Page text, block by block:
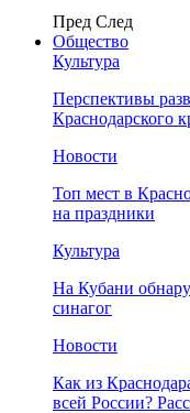
Пред След
Общество
Культура
Перспективы
Краснодарского
Новости
Топ мест в
на праздники
Культура
На Кубани
синагог
Новости
Как из
всей России?